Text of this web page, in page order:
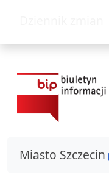
Miasto Szczecin